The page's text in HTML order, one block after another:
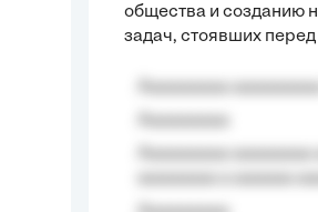
общества и созданию
задач, стоявших